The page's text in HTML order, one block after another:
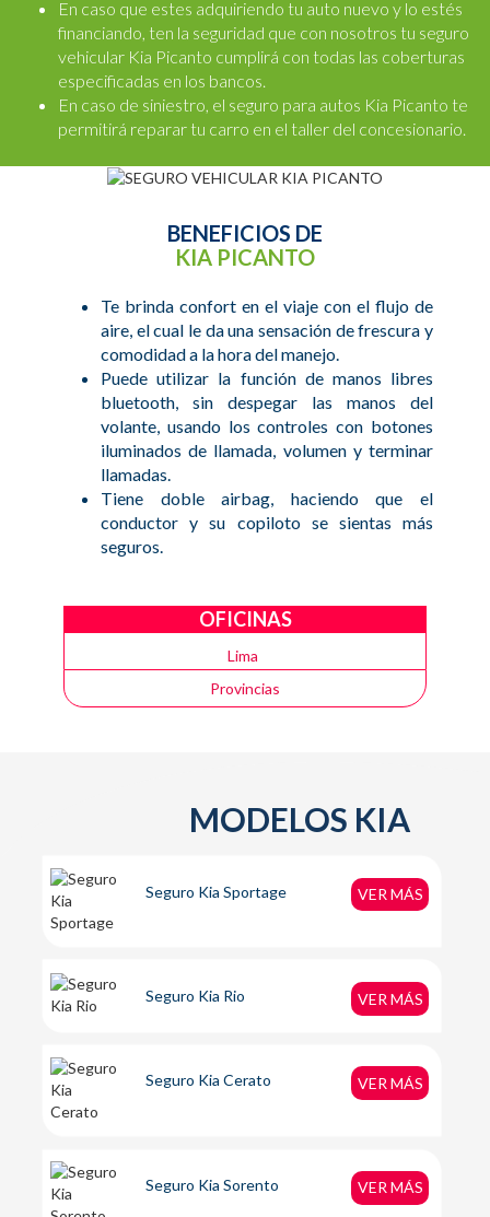
En caso que estes adquiriendo tu auto nuevo y lo estés
financiando, ten la seguridad que con nosotros tu seguro
vehicular Kia Picanto cumplirá con todas las coberturas
especificadas en los bancos.
En caso de siniestro, el seguro para autos Kia Picanto te
permitirá reparar tu carro en el taller del concesionario.
BENEFICIOS DE
KIA PICANTO
Te brinda confort en el viaje con el flujo de
aire, el cual le da una sensación de frescura y
comodidad a la hora del manejo.
Puede utilizar la función de manos libres
bluetooth, sin despegar las manos del
volante, usando los controles con botones
iluminados de llamada, volumen y terminar
llamadas.
Tiene doble airbag, haciendo que el
conductor y su copiloto se sientas más
seguros.
OFICINAS
Lima
Provincias
MODELOS KIA
Seguro Kia Sportage VER MÁS
Seguro Kia Rio VER MÁS
Seguro Kia Cerato VER MÁS
Seguro Kia Sorento VER MÁS